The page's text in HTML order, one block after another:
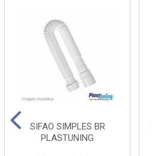
SIFAO SIMPLES BR
PLASTUNING